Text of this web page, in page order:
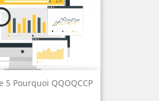
5 Pourquoi QQOQCCP